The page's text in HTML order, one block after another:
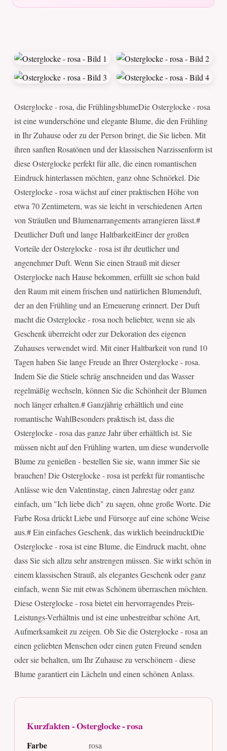
Osterglocke - rosa, die FrühlingsblumeDie Osterglocke - rosa
ist eine wunderschöne und elegante Blume, die den Frühling
in Ihr Zuhause oder zu der Person bringt, die Sie lieben. Mit
ihren sanften Rosatönen und der klassischen Narzissenform ist
diese Osterglocke perfekt für alle, die einen romantischen
Eindruck hinterlassen möchten, ganz ohne Schnörkel. Die
Osterglocke - rosa wächst auf einer praktischen Höhe von
etwa 70 Zentimetern, was sie leicht in verschiedenen Arten
von Sträußen und Blumenarrangements arrangieren lässt.#
Deutlicher Duft und lange HaltbarkeitEiner der großen
Vorteile der Osterglocke - rosa ist ihr deutlicher und
angenehmer Duft. Wenn Sie einen Strauß mit dieser
Osterglocke nach Hause bekommen, erfüllt sie schon bald
den Raum mit einem frischen und natürlichen Blumenduft,
der an den Frühling und an Erneuerung erinnert. Der Duft
macht die Osterglocke - rosa noch beliebter, wenn sie als
Geschenk überreicht oder zur Dekoration des eigenen
Zuhauses verwendet wird. Mit einer Haltbarkeit von rund 10
Tagen haben Sie lange Freude an Ihrer Osterglocke - rosa.
Indem Sie die Stiele schräg anschneiden und das Wasser
regelmäßig wechseln, können Sie die Schönheit der Blumen
noch länger erhalten.# Ganzjährig erhältlich und eine
romantische WahlBesonders praktisch ist, dass die
Osterglocke - rosa das ganze Jahr über erhältlich ist. Sie
müssen nicht auf den Frühling warten, um diese wundervolle
Blume zu genießen - bestellen Sie sie, wann immer Sie sie
brauchen! Die Osterglocke - rosa ist perfekt für romantische
Anlässe wie den Valentinstag, einen Jahrestag oder ganz
einfach, um "Ich liebe dich" zu sagen, ohne große Worte. Die
Farbe Rosa drückt Liebe und Fürsorge auf eine schöne Weise
aus.# Ein einfaches Geschenk, das wirklich beeindrucktDie
Osterglocke - rosa ist eine Blume, die Eindruck macht, ohne
dass Sie sich allzu sehr anstrengen müssen. Sie wirkt schön in
einem klassischen Strauß, als elegantes Geschenk oder ganz
einfach, wenn Sie mit etwas Schönem überraschen möchten.
Diese Osterglocke - rosa bietet ein hervorragendes Preis-
Leistungs-Verhältnis und ist eine unbestreitbar schöne Art,
Aufmerksamkeit zu zeigen. Ob Sie die Osterglocke - rosa an
einen geliebten Menschen oder einen guten Freund senden
oder sie behalten, um Ihr Zuhause zu verschönern - diese
Blume garantiert ein Lächeln und einen schönen Anlass.
Kurzfakten - Osterglocke - rosa
Farbe rosa